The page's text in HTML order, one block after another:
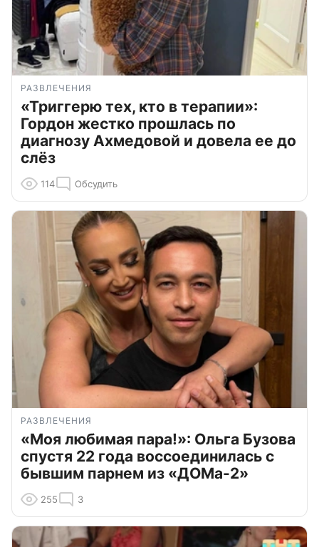
РАЗВЛЕЧЕНИЯ
«Триггерю тех, кто в терапии»:
Гордон жестко прошлась по
диагнозу Ахмедовой и довела ее до
слёз
114 Обсудить
РАЗВЛЕЧЕНИЯ
«Моя любимая пара!»: Ольга Бузова
спустя 22 года воссоединилась с
бывшим парнем из «ДОМа-2»
255 3